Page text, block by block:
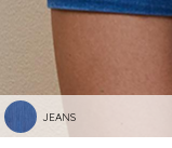
JEANS